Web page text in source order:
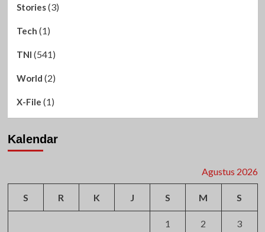
Stories(3)
Tech (1)
TNI (541)
World (2)
X-File (1)
Kalendar
Agustus 2026
S R K J S M S
1 2 3